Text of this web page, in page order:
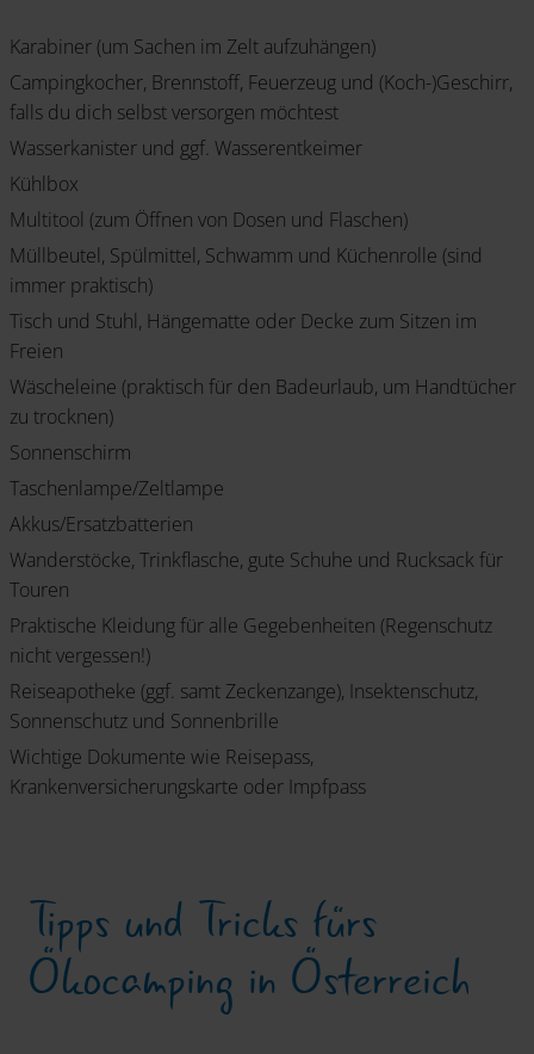
Karabiner (um Sachen im Zelt aufzuhängen)
Campingkocher, Brennstoff, Feuerzeug und (Koch-)Geschirr,
falls du dich selbst versorgen möchtest
Wasserkanister und ggf. Wasserentkeimer
Kühlbox
Multitool (zum Öffnen von Dosen und Flaschen)
Müllbeutel, Spülmittel, Schwamm und Küchenrolle (sind
immer praktisch)
Tisch und Stuhl, Hängematte oder Decke zum Sitzen im
Freien
Wäscheleine (praktisch für den Badeurlaub, um Handtücher
zu trocknen)
Sonnenschirm
Taschenlampe/Zeltlampe
Akkus/Ersatzbatterien
Wanderstöcke, Trinkflasche, gute Schuhe und Rucksack für
Touren
Praktische Kleidung für alle Gegebenheiten (Regenschutz
nicht vergessen!)
Reiseapotheke (ggf. samt Zeckenzange), Insektenschutz,
Sonnenschutz und Sonnenbrille
Wichtige Dokumente wie Reisepass,
Krankenversicherungskarte oder Impfpass
Tipps und Tricks fürs
Ökocamping in Österreich